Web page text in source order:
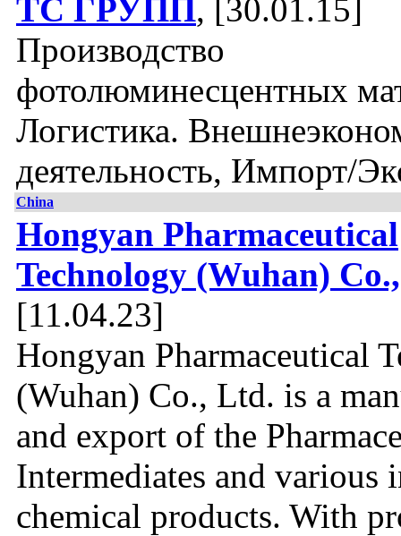
ТС ГРУПП, [30.01.15]
Производство
фотолюминесцентных
Логистика.
деятельность, Импорт/
China
Hongyan Pharmaceutical
Technology (Wuhan)
[11.04.23]
Hongyan Pharmaceutical
(Wuhan) Co., Ltd. is a
and export of the
Intermediates and various
chemical products. With